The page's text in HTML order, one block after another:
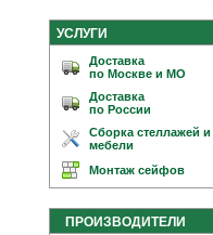
УСЛУГИ
Доставка
по Москве и МО
Доставка
по России
Сборка стеллажей и
мебели
Монтаж сейфов
ПРОИЗВОДИТЕЛИ